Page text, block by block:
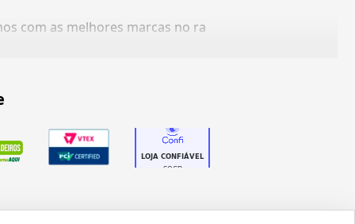
com as melhores marcas no ra